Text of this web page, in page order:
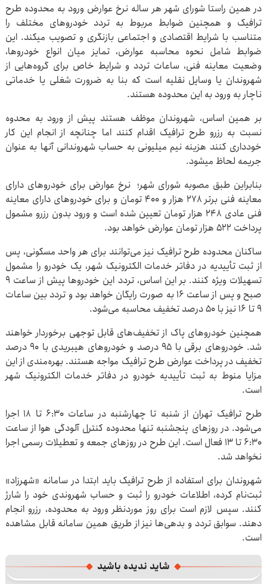
در همین راستا شورای شهر هر ساله نرخ عوارض ورود به محدوده طرح
ترافیک و همچنین ضوابط مربوط به تردد خودروهای مختلف را
متناسب با شرایط اقتصادی و اجتماعی بازنگری و تصویب میکند. این
ضوابط شامل نحوه محاسبه عوارض، تمایز میان انواع خودروها،
وضعیت معاینه فنی، ساعات تردد و شرایط خاص برای گروه‌هایی از
شهروندان یا وسایل نقلیه است که بنا به ضرورت شغلی یا خدماتی
ناچار به ورود به این محدوده هستند.
بر همین اساس، شهروندان موظف هستند پیش از ورود به محدوه
نسبت به رزرو طرح ترافیک اقدام کنند اما چنانچه از انجام این کار
خودداری کنند هزینه نیم میلیونی به حساب شهروندانی آنها به عنوان
جریمه لحاظ میشود.
بنابراین طبق مصوبه شورای شهر؛ نرخ عوارض برای خودروهای دارای
معاینه فنی برتر ۲۷۸ هزار و ۴۰۰ تومان و برای خودروهای دارای معاینه
فنی عادی ۲۴۸ هزار تومان تعیین شده است و ورود بدون رزرو مشمول
پرداخت ۵۲۲ هزار تومان عوارض خواهد بود.
ساکنان محدوده طرح ترافیک نیز می‌توانند برای هر واحد مسکونی، پس
از ثبت تأییدیه در دفاتر خدمات الکترونیک شهر، یک خودرو را مشمول
تسهیلات ویژه کنند. بر این اساس، تردد این خودروها پیش از ساعت ۹
صبح و پس از ساعت ۱۶ به صورت رایگان خواهد بود و تردد بین ساعات
۹ تا ۱۶ نیز با ۵۰ درصد تخفیف محاسبه می‌شود.
همچنین خودروهای پاک از تخفیف‌های قابل توجهی برخوردار خواهند
شد. خودروهای برقی با ۹۵ درصد و خودروهای هیبریدی با ۹۰ درصد
تخفیف در پرداخت عوارض طرح ترافیک مواجه هستند. بهره‌مندی از این
مزایا منوط به ثبت تأییدیه خودرو در دفاتر خدمات الکترونیک شهر
است.
طرح ترافیک تهران از شنبه تا چهارشنبه در ساعات ۶:۳۰ تا ۱۸ اجرا
می‌شود. در روزهای پنجشنبه تنها محدوده کنترل آلودگی هوا از ساعت
۶:۳۰ تا ۱۳ فعال است. این طرح در روزهای جمعه و تعطیلات رسمی اجرا
نخواهد شد.
شهروندان برای استفاده از طرح ترافیک باید ابتدا در سامانه «شهرزاد»
ثبت‌نام کرده، اطلاعات خودرو را ثبت و حساب شهروندی خود را شارژ
کنند. سپس لازم است برای روز موردنظر ورود به محدوده، رزرو انجام
دهند. سوابق تردد و بدهی‌ها نیز از طریق همین سامانه قابل مشاهده
است.
شاید ندیده باشید